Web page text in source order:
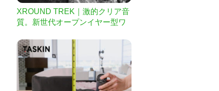
XROUND TREK｜激的クリア音
質。新世代オープンイヤー型ワ